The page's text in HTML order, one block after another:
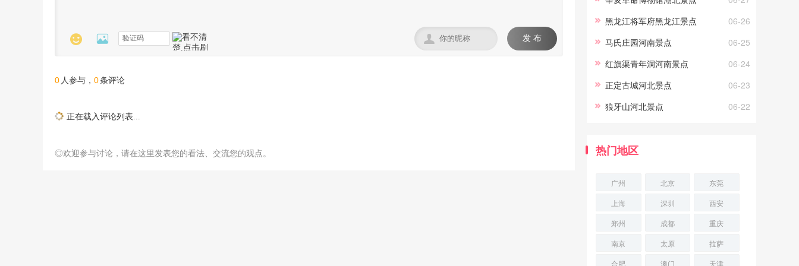
  发 布

0 人参与， 0条评论
正在载入评论列表...
◎欢迎参与讨论，请在这里发表您的看法、交流您的观点。
笑，
06-26
黑龙江将军府黑龙江景点
06-25
马氏庄园河南景点
06-24
红旗渠青年洞河南景点
06-23
正定古城河北景点
06-22
狼牙山河北景点
热门地区
广州 北京
东莞
上海
深圳
西安
郑州
成都
重庆
南京
太原
拉萨
合肥
澳门 天津